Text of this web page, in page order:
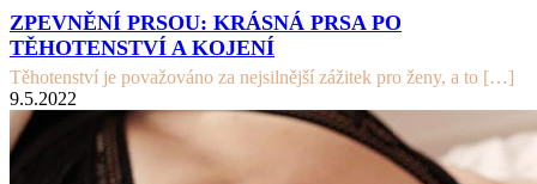
ZPEVNĚNÍ PRSOU: KRÁSNÁ PRSA PO
TĚHOTENSTVÍ A KOJENÍ
Těhotenství je považováno za nejsilnější zážitek pro ženy, a to […]
9.5.2022